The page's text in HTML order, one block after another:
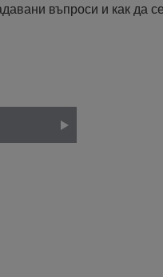
въпроси и как да